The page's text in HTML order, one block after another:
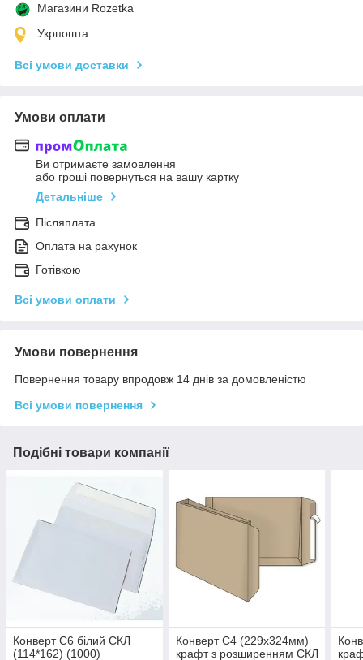
Магазини Rozetka
Укрпошта
Всі умови доставки
Умови оплати
Ви отримаєте замовлення
або гроші повернуться на вашу картку
Детальніше
Післяплата
Оплата на рахунок
Готівкою
Всі умови оплати
Умови повернення
Повернення товару впродовж 14 днів за домовленістю
Всі умови повернення
Подібні товари компанії
Конверт C6 білий СКЛ
(114*162) (1000)
Конверт C4 (229х324мм)
крафт з розширенням СКЛ